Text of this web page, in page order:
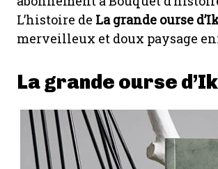
L’histoire de La grande ourse
merveilleux et doux paysage
La grande ourse